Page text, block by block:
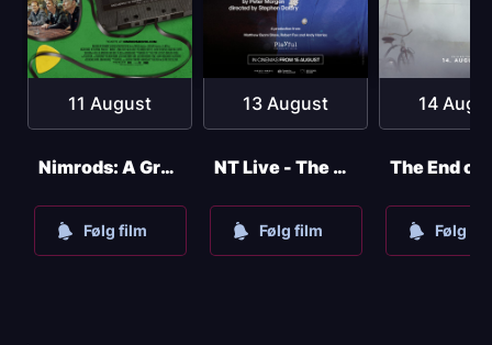
11 August
Nimrods: A Green Day Comedy
Følg film
13 August
NT Live - The Audience
Følg film
14
Følg